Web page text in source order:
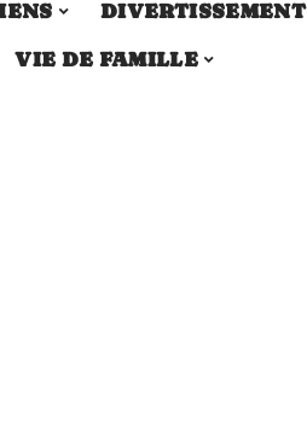
DIVERTISSEMENT
VIE DE FAMILLE